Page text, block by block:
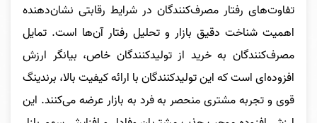
تفاوت‌های رفتار مصرف‌کنندگان در شرایط رقابتی نشان‌دهنده
اهمیت شناخت دقیق بازار و تحلیل رفتار آن‌ها است. تمایل
مصرف‌کنندگان به خرید از تولیدکنندگان خاص، بیانگر ارزش
افزوده‌ای است که این تولیدکنندگان با ارائه کیفیت بالا، برندینگ
قوی و تجربه مشتری منحصر به فرد به بازار عرضه می‌کنند. این